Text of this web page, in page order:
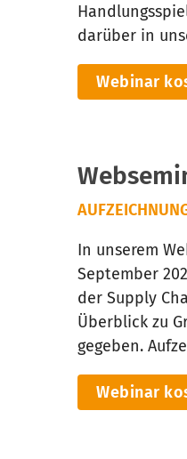
darüber in
Webinar
In unserem
September
der Supply
Überblick zu
gegeben.
Webinar